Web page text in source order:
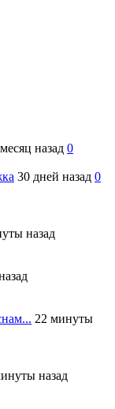
назад 0
30 дней назад 0
назад
22 минуты
назад